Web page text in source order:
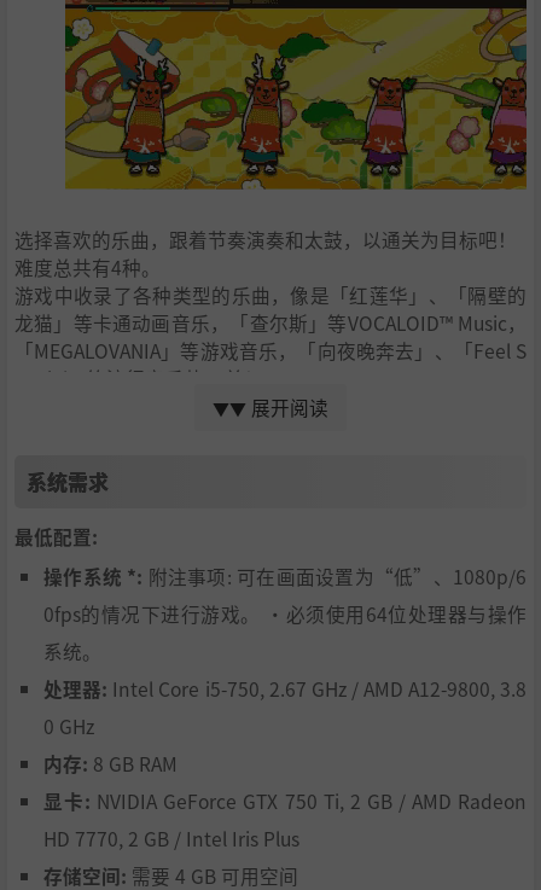
选择喜欢的乐曲，跟着节奏演奏和太鼓，以通关为目标吧！
难度总共有4种。
游戏中收录了各种类型的乐曲，像是「红莲华」、「隔壁的
龙猫」等卡通动画音乐，「查尔斯」等VOCALOID™ Music，
「MEGALOVANIA」等游戏音乐，「向夜晚奔去」、「Feel S
pecial」等流行音乐共76首！
可由最多2人一起演奏，或是进行成绩对决。
【派对游戏】
▼▼ 展开阅读
系统需求
最低配置:
操作系统 *: 附注事项: 可在画面设置为“低”、1080p/6
0fps的情况下进行游戏。 ・必须使用64位处理器与操作
系统。
处理器: Intel Core i5-750, 2.67 GHz / AMD A12-9800, 3.8
0 GHz
内存: 8 GB RAM
显卡: NVIDIA GeForce GTX 750 Ti, 2 GB / AMD Radeon
HD 7770, 2 GB / Intel Iris Plus
存储空间: 需要 4 GB 可用空间